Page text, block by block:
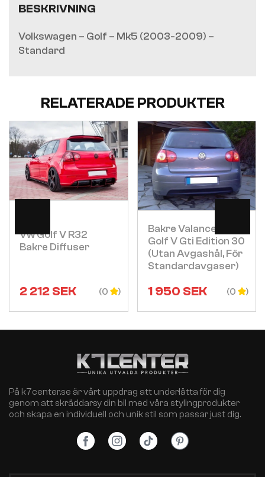
BESKRIVNING
Volkswagen – Golf – Mk5 (2003-2009) –
Standard
RELATERADE PRODUKTER
Vw Golf V R32
Bakre Diffuser
2 212SEK (0
Bakre Valance Vw
Golf V Gti Edition 30
(utan Avgashål, För
Standardavgaser)
1 950 SEK (0
Visa
På k7center.se är vårt uppdrag att underlätta för dig
genom att skräddarsy din bil med våra stylingprodukter
och skapa en individuell och unik stil som passar just dig.